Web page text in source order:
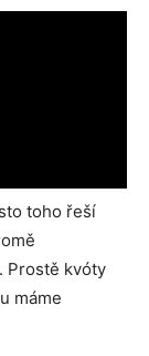
toho řeší
Prostě kvóty
máme